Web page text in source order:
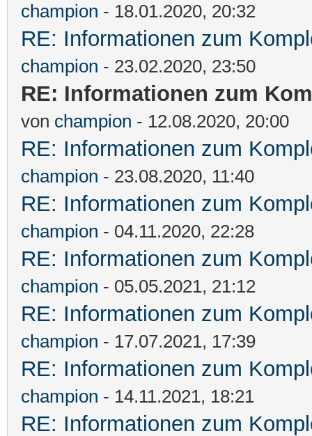
champion - 18.01.2020, 20:32
RE: Informationen zum
champion - 23.02.2020, 23:50
RE: Informationen zum
von champion - 12.08.2020, 20:00
RE: Informationen zum
champion - 23.08.2020, 11:40
RE: Informationen zum
champion - 04.11.2020, 22:28
RE: Informationen zum
champion - 05.05.2021, 21:12
RE: Informationen zum
champion - 17.07.2021, 17:39
RE: Informationen zum
champion - 14.11.2021, 18:21
RE: Informationen zum